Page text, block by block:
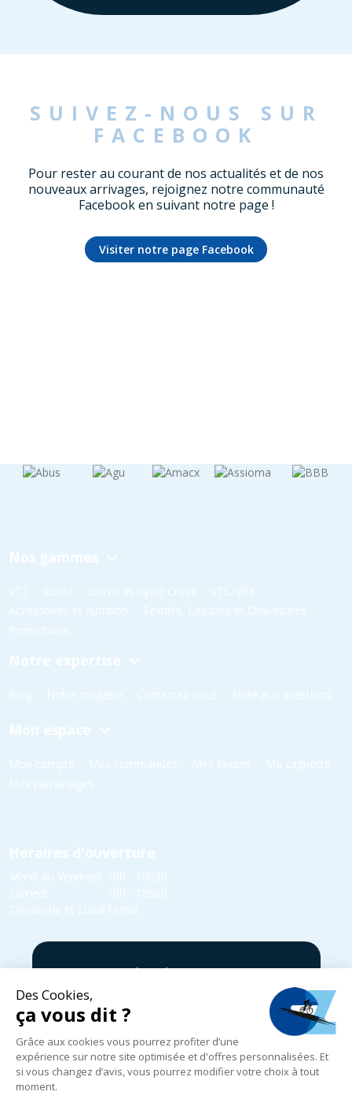
SUIVEZ-NOUS SUR
FACEBOOK
Pour rester au courant de nos actualités et de nos
nouveaux arrivages, rejoignez notre communauté
Facebook en suivant notre page !
Visiter notre page Facebook
Nos gammes
VTT Route Gravel et Cyclo Cross
VTC/Ville
Accessoires et nutrition
Textiles, Casques et Chaussures
Promotions
Notre expertise
Blog Notre magasin Contactez-nous Foire aux questions
Mon espace
Mon compte Mes commandes Mes favoris
Ma cagnotte
Mes parrainages
Horaires d'ouverture
Mardi au Vendredi
10h - 18h30
Samedi
10h - 18h00
Dimanche et Lundi Fermé
5 rue Yvonne Edmond Foinant,
03 24 52 05 87
Suivez nous sur Facebook !